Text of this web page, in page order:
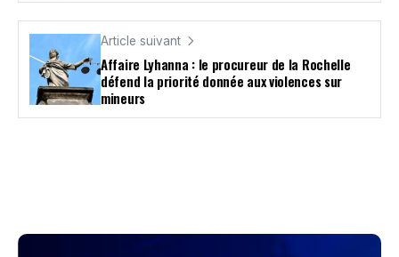
Article suivant
Affaire Lyhanna : le procureur de la Rochelle
défend la priorité donnée aux violences sur
mineurs